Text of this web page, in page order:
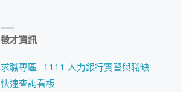
徵才資訊
求職專區 : 1111 人力銀行實習與職缺
快速查詢看板